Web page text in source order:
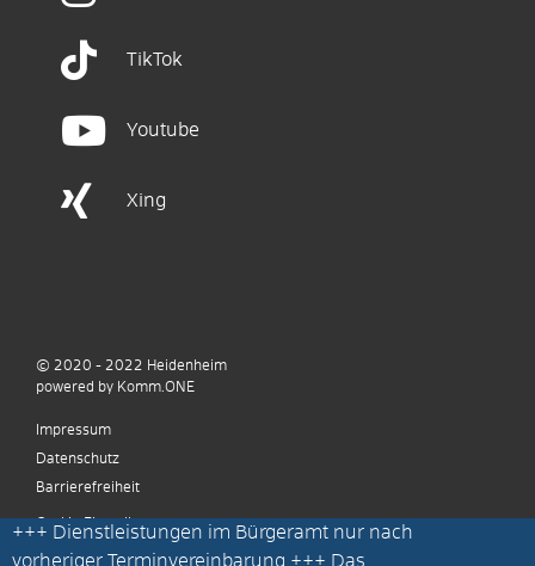
TikTok
Youtube
Xing
+++ Dienstleistungen im Bürgeramt nur nach
vorheriger Terminvereinbarung +++ Das
© 2020 - 2022 Heidenheim
powered by Komm.ONE
Impressum
Datenschutz
Barrierefreiheit
Cookie Einstellungen